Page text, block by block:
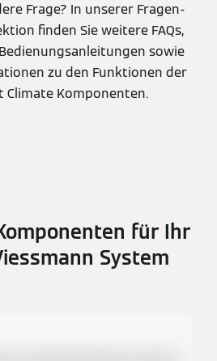
Frage? In unserer Fragen-
finden Sie weitere FAQs,
sowie
zu den Funktionen der
Climate Komponenten.
für Ihr
System